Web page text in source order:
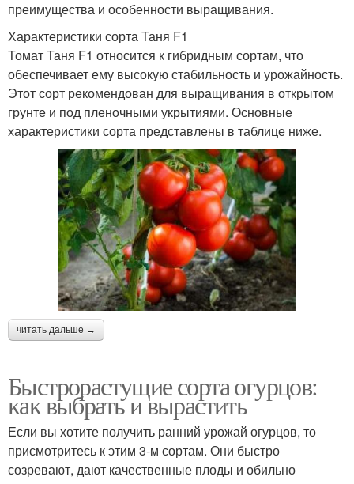
преимущества и особенности выращивания.
Характеристики сорта Таня F1
Томат Таня F1 относится к гибридным сортам, что
обеспечивает ему высокую стабильность и урожайность.
Этот сорт рекомендован для выращивания в открытом
грунте и под пленочными укрытиями. Основные
характеристики сорта представлены в таблице ниже.
читать дальше →
Быстрорастущие сорта огурцов:
как выбрать и вырастить
Если вы хотите получить ранний урожай огурцов, то
присмотритесь к этим 3-м сортам. Они быстро
созревают, дают качественные плоды и обильно